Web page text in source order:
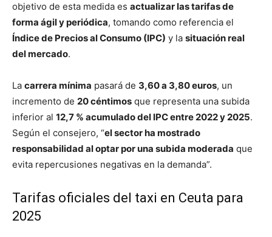
objetivo de esta medida es actualizar las tarifas de
forma ágil y periódica, tomando como referencia el
Índice de Precios al Consumo (IPC) y la situación real
del mercado.
La carrera mínima pasará de 3,60 a 3,80 euros, un
incremento de 20 céntimos que representa una subida
inferior al 12,7 % acumulado del IPC entre 2022 y 2025.
Según el consejero, “el sector ha mostrado
responsabilidad al optar por una subida moderada que
evita repercusiones negativas en la demanda”.
Tarifas oficiales del taxi en Ceuta para
2025